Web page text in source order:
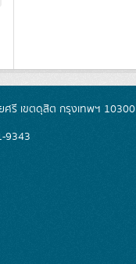
ศรี เขตดุสิต กรุงเทพฯ 10300
9343